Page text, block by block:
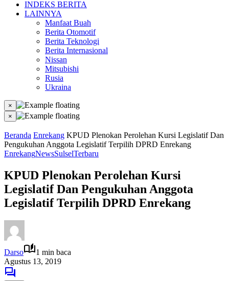
INDEKS BERITA
LAINNYA
Manfaat Buah
Berita Otomotif
Berita Teknologi
Berita Internasional
Nissan
Mitsubishi
Rusia
Ukraina
×
×
Beranda Enrekang KPUD Plenokan Perolehan Kursi Legislatif Dan
Pengukuhan Anggota Legislatif Terpilih DPRD Enrekang
EnrekangNewsSulselTerbaru
KPUD Plenokan Perolehan Kursi
Legislatif Dan Pengukuhan Anggota
Legislatif Terpilih DPRD Enrekang
Darso
1 min baca
Agustus 13, 2019